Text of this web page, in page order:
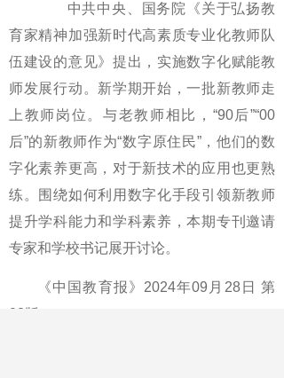
中共中央、国务院《关于弘扬教
育家精神加强新时代高素质专业化教师队
伍建设的意见》提出，实施数字化赋能教
师发展行动。新学期开始，一批新教师走
上教师岗位。与老教师相比，“90后”“00
后”的新教师作为“数字原住民”，他们的数
字化素养更高，对于新技术的应用也更熟
练。围绕如何利用数字化手段引领新教师
提升学科能力和学科素养，本期专刊邀请
专家和学校书记展开讨论。
《中国教育报》2024年09月28日 第
03版